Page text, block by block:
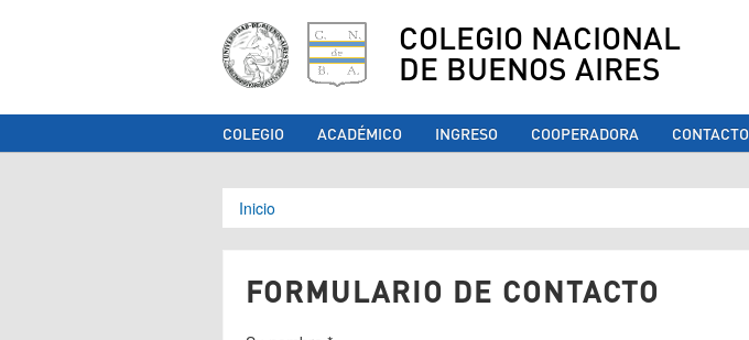
COLEGIO NACIONAL
DE BUENOS AIRES
COLEGIO ACADÉMICO INGRESO COOPERADORA CONTACTO
Se encuentra usted aquí
Inicio
FORMULARIO DE CONTACTO